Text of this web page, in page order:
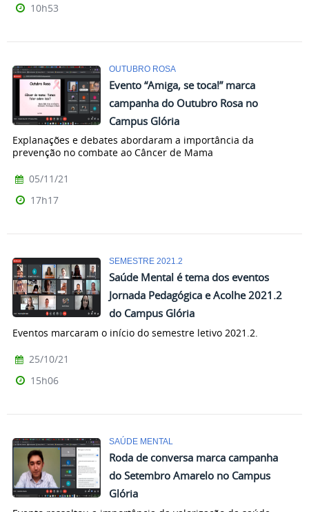
10h53
OUTUBRO ROSA
Evento “Amiga, se toca!” marca
campanha do Outubro Rosa no
Campus Glória
Explanações e debates abordaram a importância da
prevenção no combate ao Câncer de Mama
05/11/21
17h17
SEMESTRE 2021.2
Saúde Mental é tema dos eventos
Jornada Pedagógica e Acolhe 2021.2
do Campus Glória
Eventos marcaram o início do semestre letivo 2021.2.
25/10/21
15h06
SAÚDE MENTAL
Roda de conversa marca campanha
do Setembro Amarelo no Campus
Glória